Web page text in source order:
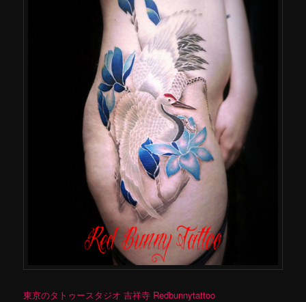
東京のタトゥースタジオ 吉祥寺 Redbunnytattoo